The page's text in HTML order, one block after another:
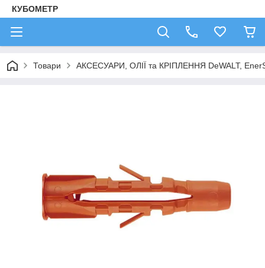
КУБОМЕТР
Товари АКСЕСУАРИ, ОЛІЇ та КРІПЛЕННЯ DeWALT,